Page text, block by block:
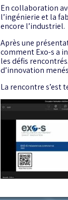
En collaboration
l’ingénierie et la
encore l’industriel.
Après une
comment Exo-s a
les défis
d’innovation
La rencontre s’est